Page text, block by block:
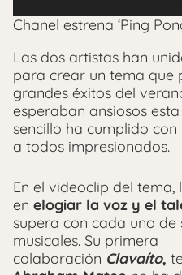
Chanel estrena ‘Ping
Las dos artistas han
para crear un tema que
grandes éxitos del
esperaban ansiosos
sencillo ha cumplido
a todos impresionados.
En el videoclip del
en elogiar la voz y el
supera con cada uno de
musicales. Su primera
colaboración Clavaíto,